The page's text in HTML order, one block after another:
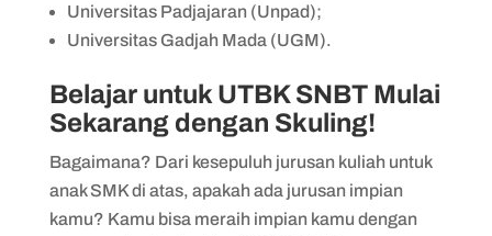
Universitas Padjajaran (Unpad);
Universitas Gadjah Mada (UGM).
Belajar untuk UTBK SNBT Mulai
Sekarang dengan Skuling!
Bagaimana? Dari kesepuluh jurusan kuliah untuk
anak SMK di atas, apakah ada jurusan impian
kamu? Kamu bisa meraih impian kamu dengan